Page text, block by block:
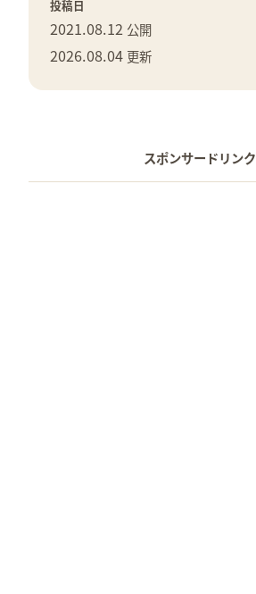
投稿日
2021.08.12 公開
2026.08.04 更新
スポンサードリンク